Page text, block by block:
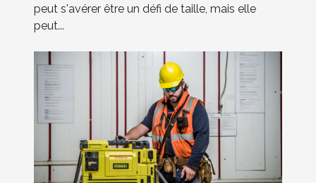
peut s'avérer être un défi de taille, mais elle
peut...